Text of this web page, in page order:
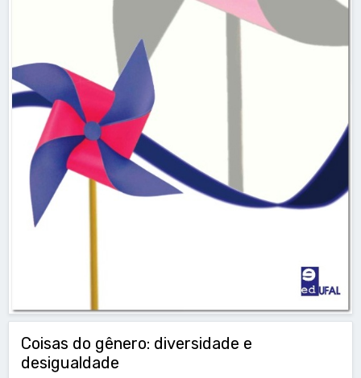
Coisas do gênero: diversidade e
desigualdade